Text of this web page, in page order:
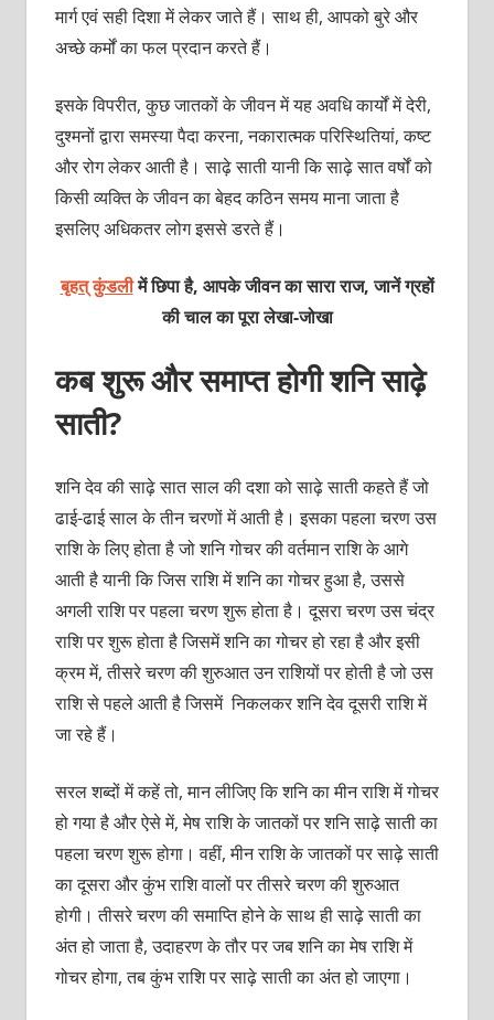
मार्ग एवं सही दिशा में लेकर जाते हैं। साथ ही, आपको बुरे और
अच्छे कर्मों का फल प्रदान करते हैं।
इसके विपरीत, कुछ जातकों के जीवन में यह अवधि कार्यों में देरी,
दुश्मनों द्वारा समस्या पैदा करना, नकारात्मक परिस्थितियां, कष्ट
और रोग लेकर आती है। साढ़े साती यानी कि साढ़े सात वर्षों को
किसी व्यक्ति के जीवन का बेहद कठिन समय माना जाता है
इसलिए अधिकतर लोग इससे डरते हैं।
बृहत् कुंडलीमें छिपा है, आपके जीवन का सारा राज, जानें ग्रहों
की चाल का पूरा लेखा-जोखा
कब शुरू और समाप्त होगी शनि साढ़े
साती?
शनि देव की साढ़े सात साल की दशा को साढ़े साती कहते हैं जो
ढाई-ढाई साल के तीन चरणों में आती है। इसका पहला चरण उस
राशि के लिए होता है जो शनि गोचर की वर्तमान राशि के आगे
आती है यानी कि जिस राशि में शनि का गोचर हुआ है, उससे
अगली राशि पर पहला चरण शुरू होता है। दूसरा चरण उस चंद्र
राशि पर शुरू होता है जिसमें शनि का गोचर हो रहा है और इसी
क्रम में, तीसरे चरण की शुरुआत उन राशियों पर होती है जो उस
राशि से पहले आती है जिसमें निकलकर शनि देव दूसरी राशि में
जा रहे हैं।
सरल शब्दों में कहें तो, मान लीजिए कि शनि का मीन राशि में गोचर
हो गया है और ऐसे में, मेष राशि के जातकों पर शनि साढ़े साती का
पहला चरण शुरू होगा। वहीं, मीन राशि के जातकों पर साढ़े साती
का दूसरा और कुंभ राशि वालों पर तीसरे चरण की शुरुआत
होगी। तीसरे चरण की समाप्ति होने के साथ ही साढ़े साती का
अंत हो जाता है, उदाहरण के तौर पर जब शनि का मेष राशि में
गोचर होगा, तब कुंभ राशि पर साढ़े साती का अंत हो जाएगा।